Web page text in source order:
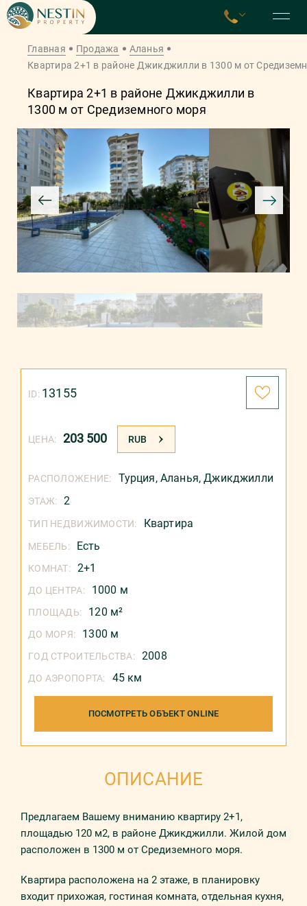
Главная Продажа
Аланья
Квартира 2+1 в районе Джикджилли в 1300 м от
Квартира 2+1 в районе Джикджилли в
1300 м от Средиземного моря
ЦЕНА: 203 500 RUB
ID: 13155
РАСПОЛОЖЕНИЕ: Турция, Аланья,Джикджилли
ЭТАЖ: 2
ТИП НЕДВИЖИМОСТИ: Квартира
МЕБЕЛЬ: Есть
КОМНАТ: 2+1
ДО ЦЕНТРА: 1000 м
ПЛОЩАДЬ: 120 м²
ДО МОРЯ: 1300 м
ГОД СТРОИТЕЛЬСТВА: 2008
ДО АЭРОПОРТА: 45 км
ПОСМОТРЕТЬ ОБЪЕКТ ONLINE
ОПИСАНИЕ
Предлагаем Вашему вниманию квартиру 2+1,
площадью 120 м2, в районе Джикджилли. Жилой дом
расположен в 1300 м от Средиземного моря.
Квартира расположена на 2 этаже, в планировку
входит прихожая, гостиная комната, отдельная кухня,